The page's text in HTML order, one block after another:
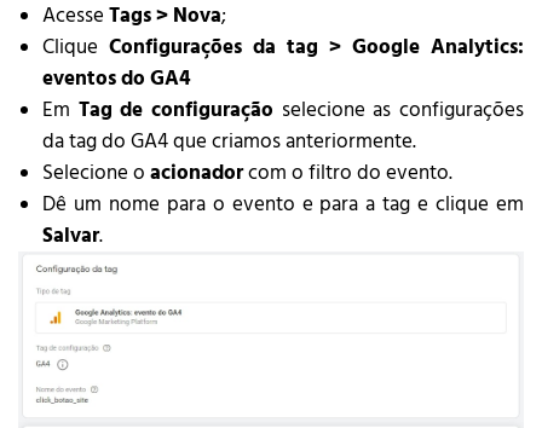
Acesse Tags > Nova;
Clique Configurações da tag > Google Analytics:
eventos do GA4
Em Tag de configuração selecione as configurações
da tag do GA4 que criamos anteriormente.
Selecione o acionadorcom o filtro do evento.
Dê um nome para o evento e para a tag e clique em
Salvar.